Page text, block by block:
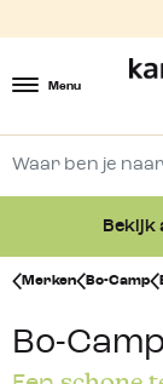
Menu
Bekijk
Merken Bo-Camp
Bo-